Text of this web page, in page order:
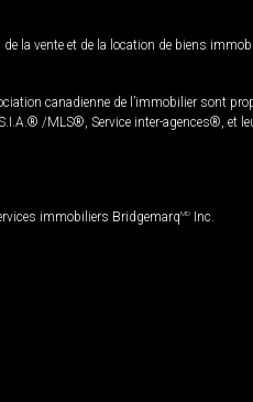
la vente et de la location de biens
canadienne de l’immobilier sont
/MLS®, Service inter-agences®, et
immobiliers BridgemarqMD Inc.